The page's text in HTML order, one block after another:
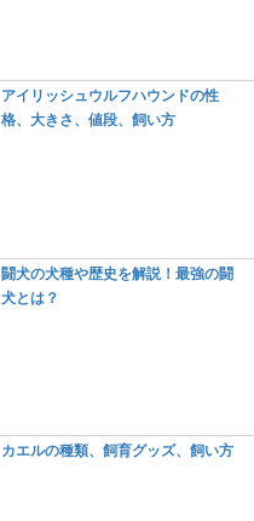
アイリッシュウルフハウンドの性
格、大きさ、値段、飼い方
闘犬の犬種や歴史を解説！最強の闘
犬とは？
カエルの種類、飼育グッズ、飼い方